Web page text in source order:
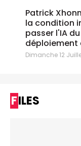
Patrick
la condition
passer l'IA
déploiement
Dimanche 12
FILES